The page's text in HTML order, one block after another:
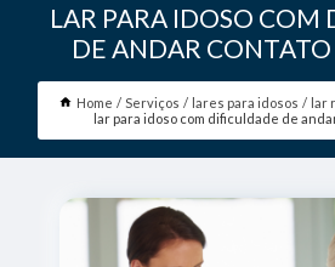
LAR PARA IDOSO COM
DE ANDAR
Home Serviços lares para idosos
lar
lar para idoso com dificuldade de